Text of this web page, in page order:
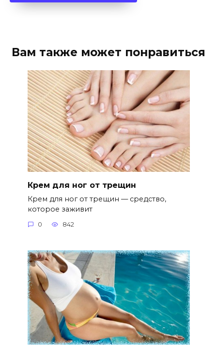
Вам также может понравиться
Крем для ног от трещин
Крем для ног от трещин — средство,
которое заживит
0 842